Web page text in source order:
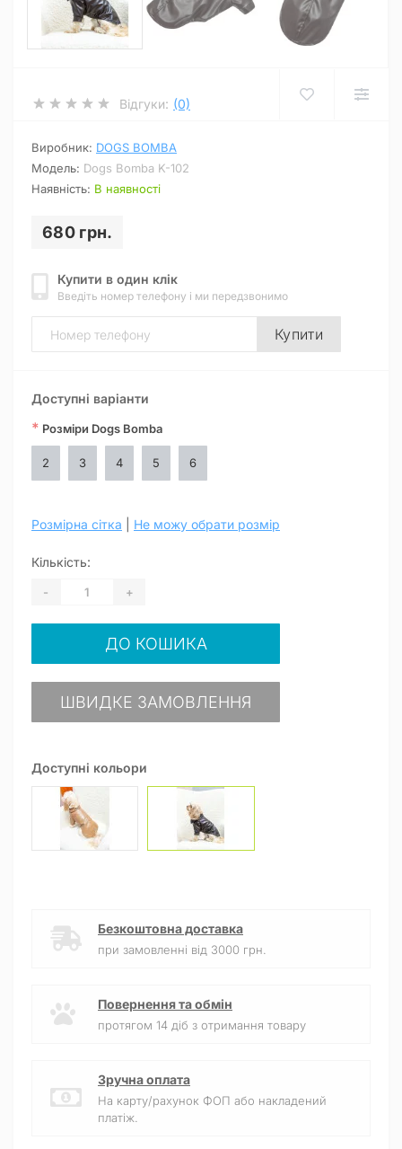
Відгуки: (0)
Виробник: DOGS BOMBA
Модель: Dogs Bomba K-102
Наявність: В наявності
680 грн.
Купити в один клік
Введіть номер телефону і ми передзвонимо
Купити
Доступні кольори
Доступні варіанти
* Розміри Dogs Bomba
2 3 4 5 6
Розмірна сітка Не можу обрати розмір
Кількість:
- +
ДО КОШИКА
ШВИДКЕ ЗАМОВЛЕННЯ
Безкоштовна доставка
при замовленні від 3000 грн.
Повернення та обмін
протягом 14 діб з отримання товару
Зручна оплата
На карту/рахунок ФОП або накладений
платіж.